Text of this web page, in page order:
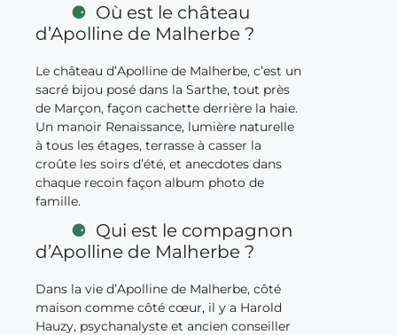
Où est le château
d’Apolline de Malherbe ?
Le château d’Apolline de Malherbe, c’est un
sacré bijou posé dans la Sarthe, tout près
de Marçon, façon cachette derrière la haie.
Un manoir Renaissance, lumière naturelle
à tous les étages, terrasse à casser la
croûte les soirs d’été, et anecdotes dans
chaque recoin façon album photo de
famille.
Qui est le compagnon
d’Apolline de Malherbe ?
Dans la vie d’Apolline de Malherbe, côté
maison comme côté cœur, il y a Harold
Hauzy, psychanalyste et ancien conseiller